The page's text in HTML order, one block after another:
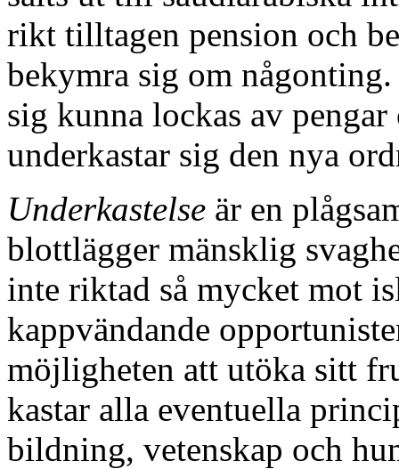
rikt tilltagen pension och
bekymra sig om
sig kunna lockas av
underkastar sig den nya
Underkastelse är en
blottlägger mänsklig
inte riktad så mycket mot
kappvändande
möjligheten att utöka sitt
kastar alla eventuella
bildning, vetenskap och